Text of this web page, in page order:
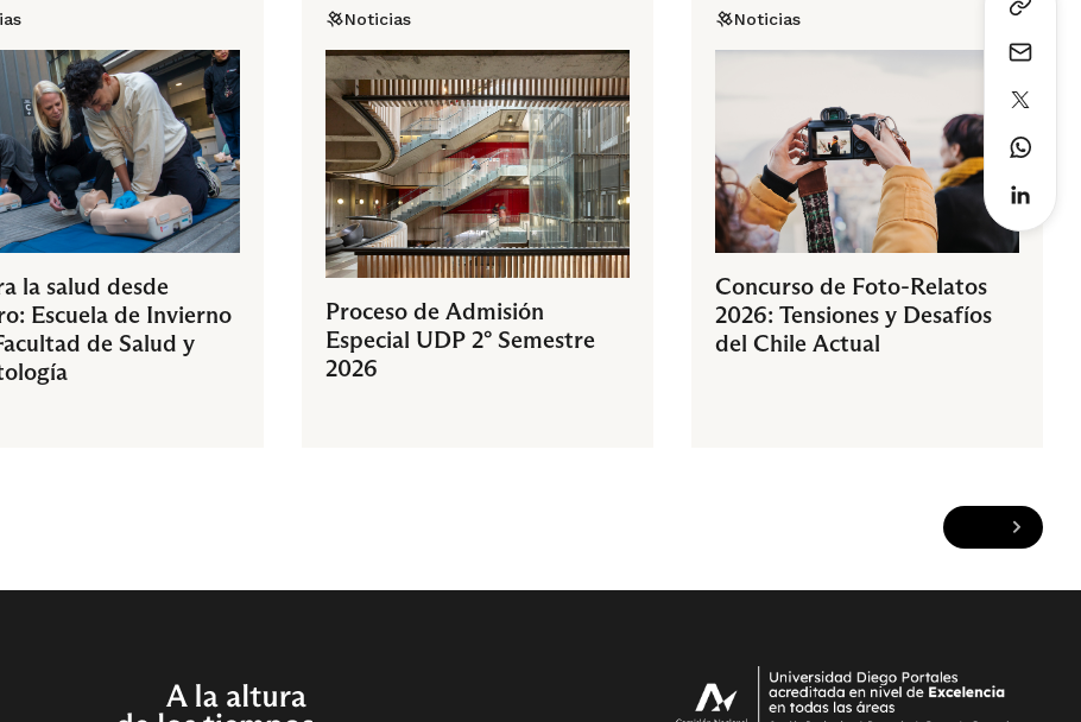
la salud desde
Escuela de Invierno
de Salud y
Noticias
Proceso de Admisión
Especial UDP 2° Semestre
2026
Noticias
Concurso de Foto-Relatos
2026: Tensiones y Desafíos
del Chile Actual